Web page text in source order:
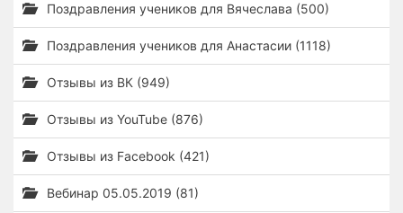
Поздравления учеников для Вячеслава (500)
Поздравления учеников для Анастасии (1118)
Отзывы из ВК (949)
Отзывы из YouTube (876)
Отзывы из Facebook (421)
Вебинар 05.05.2019 (81)